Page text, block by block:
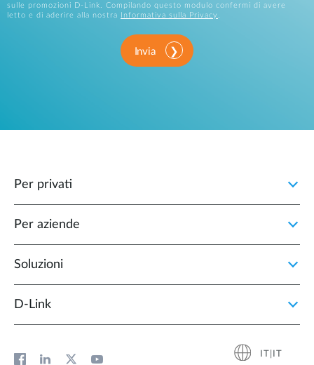
sulle promozioni D-Link. Compilando questo modulo confermi di avere
letto e di aderire alla nostra
Informativa sulla Privacy
Invia
Per privati
Per aziende
Soluzioni
D‑Link
IT|IT